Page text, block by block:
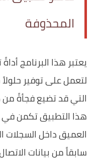
المحذوفة
يعتبر هذا البرنامج
لتعمل على توفير
التي قد تضيع فجأةً من
هذا التطبيق تكمن في
العميق داخل السجلات
سابقاً من بيانات